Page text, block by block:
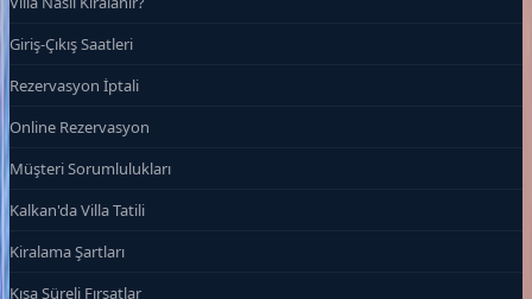
Giriş-Çıkış Saatleri
Rezervasyon İptali
Online Rezervasyon
Müşteri Sorumlulukları
Kalkan'da Villa Tatili
Kiralama Şartları
Kısa Süreli Fırsatlar